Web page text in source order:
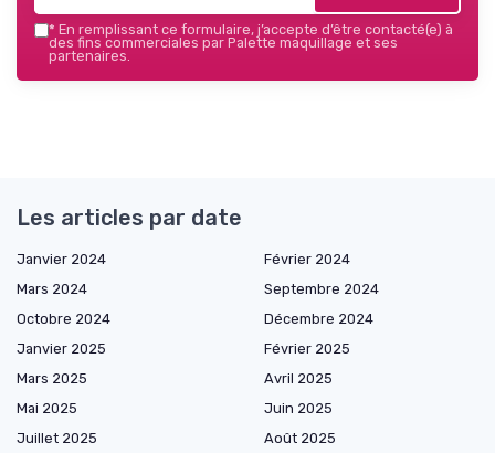
* En remplissant ce formulaire, j’accepte d’être contacté(e) à
des fins commerciales par Palette maquillage et ses
partenaires.
Les articles par date
Janvier 2024
Février 2024
Mars 2024
Septembre 2024
Octobre 2024
Décembre 2024
Janvier 2025
Février 2025
Mars 2025
Avril 2025
Mai 2025
Juin 2025
Juillet 2025
Août 2025